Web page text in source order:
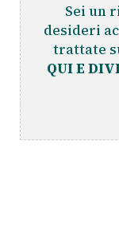
Sei un
desideri
trattate
QUI E